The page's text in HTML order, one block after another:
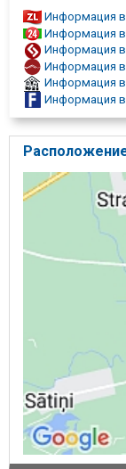
теплоснабжения,
системы, замена
проверка,
узлов, монтаж,
внутренняя
Информация в
Информация в
Информация в
Информация в
Информация в
Информация в